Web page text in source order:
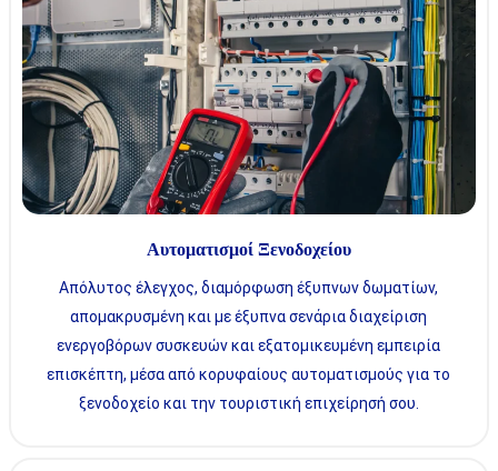
Αυτοματισμοί Ξενοδοχείου
Απόλυτος έλεγχος, διαμόρφωση έξυπνων δωματίων,
απομακρυσμένη και με έξυπνα σενάρια διαχείριση
ενεργοβόρων συσκευών και εξατομικευμένη εμπειρία
επισκέπτη, μέσα από κορυφαίους αυτοματισμούς για το
ξενοδοχείο και την τουριστική επιχείρησή σου.